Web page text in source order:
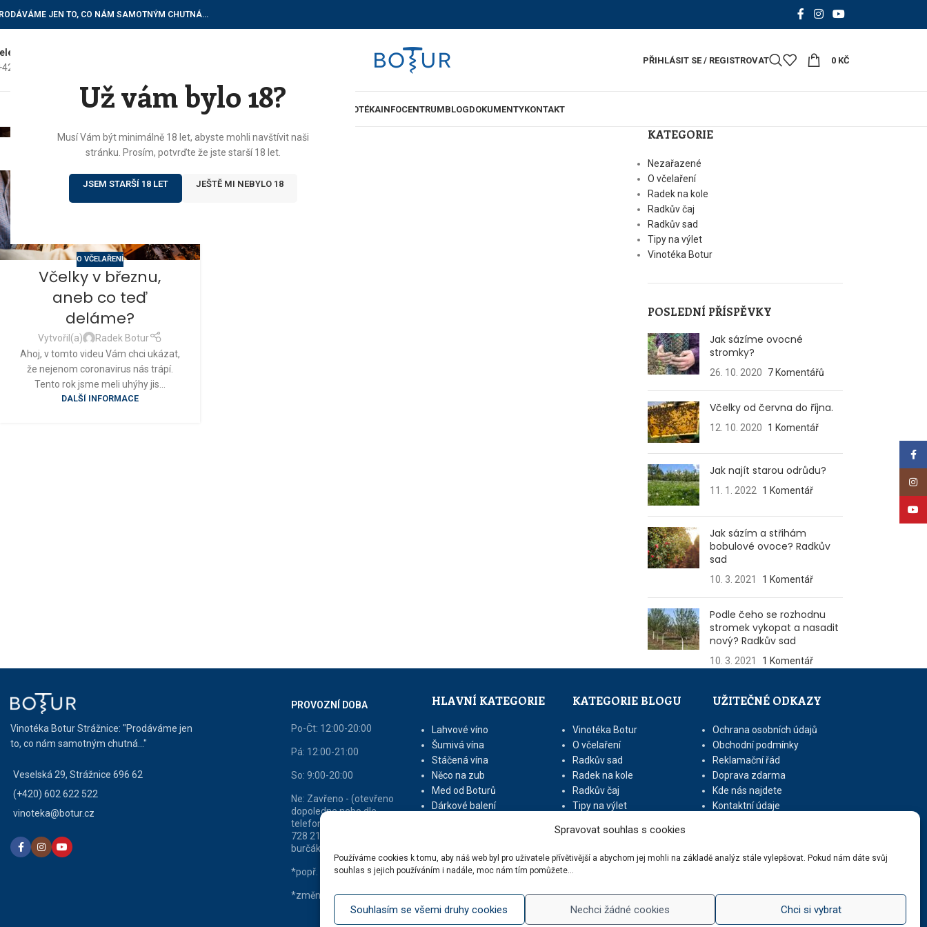
Už vám bylo 18?
Musí Vám být minimálně 18 let, abyste mohli navštívit naši
stránku. Prosím, potvrďte že jste starší 18 let.
JSEM STARŠÍ 18 LET JEŠTĚ MI NEBYLO 18
Spravovat souhlas s cookies
Používáme cookies k tomu, aby náš web byl pro uživatele přívětivější a abychom jej mohli na základě analýz stále vylepšovat. Pokud nám dáte svůj
souhlas s jejich používáním i nadále, moc nám tím pomůžete...
Souhlasím se všemi druhy cookies Nechci žádné cookies Chci si vybrat
JEN TO, CO NÁM SAMOTNÝM CHUTNÁ…
do vinotéky
602 622 522
PŘIHLÁSIT SE / REGISTROVAT 0 KČ
ÚVOD VINOTÉKAINFOCENTRUMBLOGDOKUMENTYKONTAKT
O VČELAŘENÍ
Včelky v březnu,
aneb co teď
deláme?
Vytvořil(a)
Radek Botur
Ahoj, v tomto videu Vám chci ukázat,
že nejenom coronavirus nás trápí.
Tento rok jsme meli uhýhy jis...
DALŠÍ INFORMACE
KATEGORIE
Nezařazené
O včelaření
Radek na kole
Radkův čaj
Radkův sad
Tipy na výlet
Vinotéka Botur
POSLEDNÍ PŘÍSPĚVKY
Jak sázíme ovocné
stromky?
26. 10. 2020 7 Komentářů
Včelky od června do října.
12. 10. 2020 1 Komentář
Jak najít starou odrůdu?
11. 1. 2022 1 Komentář
Jak sázím a střihám
bobulové ovoce? Radkův
sad
10. 3. 2021 1 Komentář
Podle čeho se rozhodnu
stromek vykopat a nasadit
nový? Radkův sad
10. 3. 2021 1 Komentář
Vinotéka Botur Strážnice: "Prodáváme jen
to, co nám samotným chutná..."
Veselská 29, Strážnice 696 62
(+420) 602 622 522
vinoteka@botur.cz
PROVOZNÍ DOBA
Po-Čt: 12:00-20:00
Pá: 12:00-21:00
So: 9:00-20:00
Ne: Zavřeno - (otevřeno
dopoledne nebo dle
telefonické domluvy na tel
728 213 216 - v sezóně
burčáků otevřeno 9 - 16)
*popř. dle tel. domluvy
*změna vyhrazena
HLAVNÍ KATEGORIE
Lahvové víno
Šumivá vína
Stáčená vína
Něco na zub
Med od Boturů
Dárkové balení
KATEGORIE BLOGU
Vinotéka Botur
O včelaření
Radkův sad
Radek na kole
Radkův čaj
Tipy na výlet
UŽITEČNÉ ODKAZY
Ochrana osobních údajů
Obchodní podmínky
Reklamační řád
Doprava zdarma
Kde nás najdete
Kontaktní údaje